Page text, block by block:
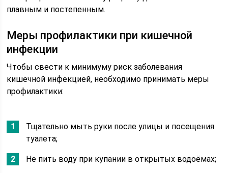
плавным и постепенным.
Меры профилактики при кишечной
инфекции
Чтобы свести к минимуму риск заболевания
кишечной инфекцией, необходимо принимать меры
профилактики:
Тщательно мыть руки после улицы и посещения
туалета;
Не пить воду при купании в открытых водоёмах;